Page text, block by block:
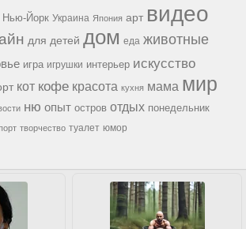
Нью-Йорк Украина Япония арт видео
для детей дом еда животные
игра игрушки интерьер искусство
кот кофе красота кухня мама мир
ню опыт остров отдых понедельник
творчество туалет юмор